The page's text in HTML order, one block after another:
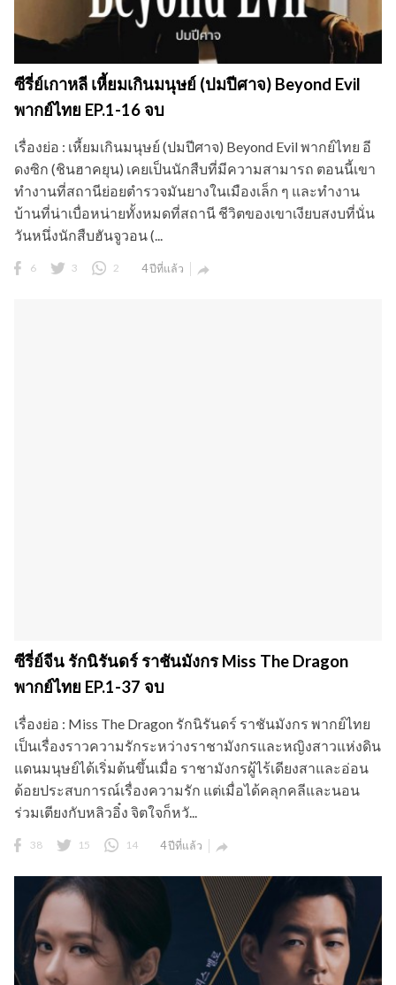
ซีรี่ย์เกาหลี เหี้ยมเกินมนุษย์ (ปมปีศาจ) Beyond Evil
พากย์ไทย EP.1-16 จบ
เรื่องย่อ : เหี้ยมเกินมนุษย์ (ปมปีศาจ) Beyond Evil พากย์ไทย อี
ดงซิก (ชินฮาคยุน) เคยเป็นนักสืบที่มีความสามารถ ตอนนี้เขา
ทำงานที่สถานีย่อยตำรวจมันยางในเมืองเล็ก ๆ และทำงาน
บ้านที่น่าเบื่อหน่ายทั้งหมดที่สถานี ชีวิตของเขาเงียบสงบที่นั่น
วันหนึ่งนักสืบฮันจูวอน (...
6 3 2 4 ปีที่แล้ว 
ซีรี่ย์จีน รักนิรันดร์ ราชันมังกร Miss The Dragon
พากย์ไทย EP.1-37 จบ
เรื่องย่อ : Miss The Dragon รักนิรันดร์ ราชันมังกร พากย์ไทย
เป็นเรื่องราวความรักระหว่างราชามังกรและหญิงสาวแห่งดิน
แดนมนุษย์ได้เริ่มต้นขึ้นเมื่อ ราชามังกรผู้ไร้เดียงสาและอ่อน
ด้อยประสบการณ์เรื่องความรัก แต่เมื่อได้คลุกคลีและนอน
ร่วมเตียงกับหลิวอิ๋ง จิตใจก็หวั...
38 15 14 4 ปีที่แล้ว 